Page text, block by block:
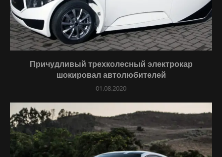
Причудливый трехколесный электрокар
шокировал автолюбителей
01.08.2020